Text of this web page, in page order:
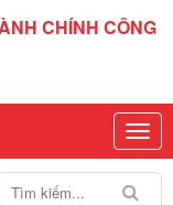
CHÍNH CÔNG